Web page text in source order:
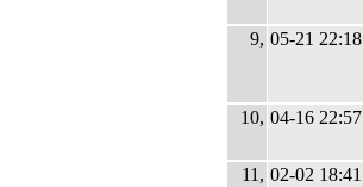
9, 05-21 22:18
10, 04-16 22:57
11, 02-02 18:41